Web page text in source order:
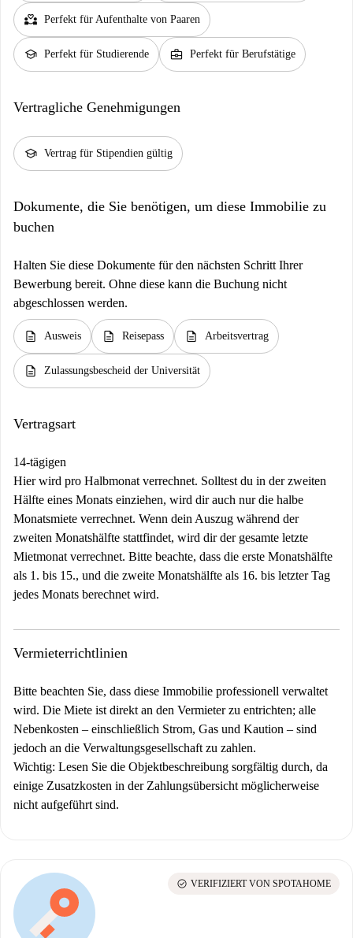
EIGENTUMSWOHNUNG Es fallen keine zusätzlichen
Wohngeldzahlungen an.
NEBENKOSTEN Die durchschnittlichen Nebenkosten betragen 150 €
und beinhalten Gas, Wasser, Strom und Internet.
Erforderliche Unterlagen: - Personalausweis - Finanzielle Garantie -
Grund für die Vergänglichkeit - Steuergesetzbuch
Reichste Dokumente: - Identitätskarte - Finanzierungsgarantie - Motivo
di transitorietà - Codice fiskale
Vertrags, organisatorische Geste der Vorlage, Unterstützung und
Unterstützung. Bitte betreten Sie den Check-in.
Buchungsverwaltung und -koordination, Assistenz und Support. Vor dem
Check-in zu bezahlen.
Buchungen >30 Tage: - Im Falle einer Zahlung beträgt der Preis 0 €. -
Senza cedolare secca: 1 % des Jahreszinses + 16 € Marca da Bollo - Im
Falle der Anwesenheit einer Garantie beträgt der Mindestpreis 0,50 %
suchen Sie sofort nach dem Standort und dem Leiter
Preise 1–30 Tage: - Es ist nicht möglich, den Vertrag vorher mit den
vereinbarten Daten zu verhandeln
Buchungen >30 Tage: - Wenn Sie den Vertrag abschließen, werden Sie
von den vereinbarten Daten zum Preis von 100 € aufgefordert
NB. Nachdem die Buchung bestätigt wurde, werden Sie direkt vom
lokalen Partner von Spotahome kontaktiert, der die Unterkunft
verwaltet. Sie verlangen die Zahlung der Kaution und der Nebenkosten
für den ersten Monat (sofern diese nicht in der auf Spotahome gezahlten
partner_heart Perfekt für Aufenthalte von Paaren
school Perfekt für Studierende business_center Perfekt für Berufstätige
Vertragliche Genehmigungen
school Vertrag für Stipendien gültig
Dokumente, die Sie benötigen, um diese Immobilie zu
buchen
Halten Sie diese Dokumente für den nächsten Schritt Ihrer
Bewerbung bereit. Ohne diese kann die Buchung nicht
abgeschlossen werden.
description Ausweis description Reisepass description Arbeitsvertrag
description Zulassungsbescheid der Universität
Vertragsart
14-tägigen
Hier wird pro Halbmonat verrechnet. Solltest du in der zweiten
Hälfte eines Monats einziehen, wird dir auch nur die halbe
Monatsmiete verrechnet. Wenn dein Auszug während der
zweiten Monatshälfte stattfindet, wird dir der gesamte letzte
Mietmonat verrechnet. Bitte beachte, dass die erste Monatshälfte
als 1. bis 15., und die zweite Monatshälfte als 16. bis letzter Tag
jedes Monats berechnet wird.
Vermieterrichtlinien
Bitte beachten Sie, dass diese Immobilie professionell verwaltet
wird. Die Miete ist direkt an den Vermieter zu entrichten; alle
Nebenkosten – einschließlich Strom, Gas und Kaution – sind
jedoch an die Verwaltungsgesellschaft zu zahlen.
Wichtig: Lesen Sie die Objektbeschreibung sorgfältig durch, da
einige Zusatzkosten in der Zahlungsübersicht möglicherweise
nicht aufgeführt sind.
check_circle VERIFIZIERT VON SPOTAHOME